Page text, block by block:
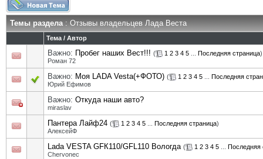
Темы раздела: Отзывы владельцев Лада Веста
Тема / Автор
Важно: Пробег наших Вест!!! ( 1 2 3 4 5 Последняя страница)
Роман 72
Важно: Моя LADA Vesta(+ФОТО) ( 1 2 3 4 5
Последняя
Юрий Ефимов
Важно: Откуда наши авто?
miraslav
Пантера Лайф24 ( 1 2 3 4 5 Последняя страница)
АлексейФ
Lada VESTA GFК110/GFL110 Вологда ( 1 2 3 4 5
Последняя
Chervonec